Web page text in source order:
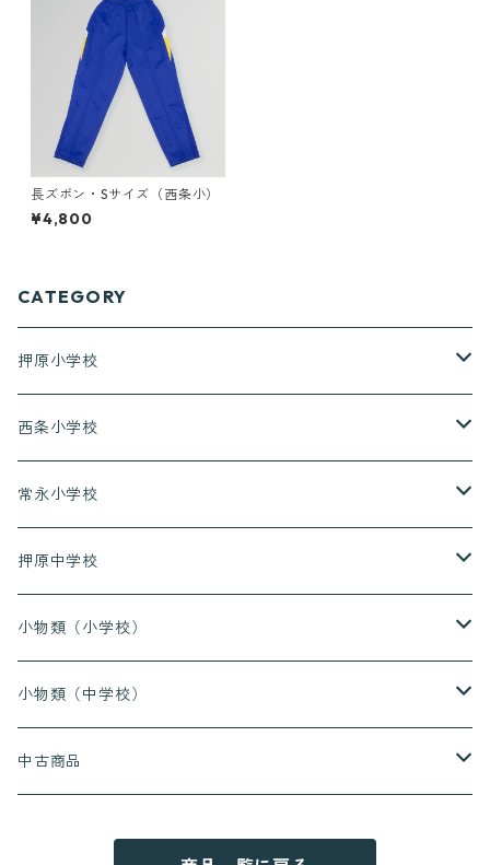
長ズボン・Sサイズ（西条小）
¥4,800
CATEGORY
押原小学校
上着（長袖）
上着（半袖）
長ズボン
ハーフパンツ
西条小学校
上着（長袖）
上着（半袖）
長ズボン
ハーフパンツ
常永小学校
上着（長袖）
上着（半袖）
長ズボン
ハーフパンツ
押原中学校
上着（長袖）
上着（半袖）
長ズボン
小物類（小学校）
上履き
給食着
小物類（中学校）
上履き
中古商品